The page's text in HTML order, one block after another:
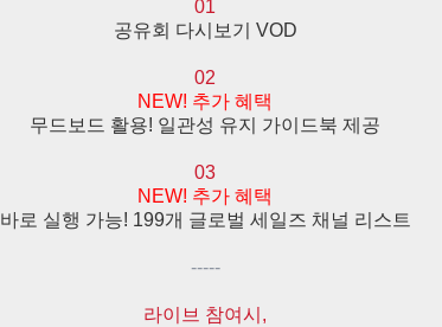
01
공유회 다시보기 VOD
02
NEW! 추가 혜택
무드보드 활용! 일관성 유지 가이드북 제공
03
NEW! 추가 혜택
바로 실행 가능! 199개 글로벌 세일즈 채널 리스트
-----
라이브 참여시,